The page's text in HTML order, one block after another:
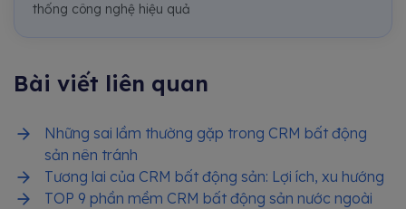
thống công nghệ hiệu quả
Bài viết liên quan
Những sai lầm thường gặp trong CRM bất động
sản nên tránh
Tương lai của CRM bất động sản: Lợi ích, xu hướng
TOP 9 phần mềm CRM bất động sản nước ngoài